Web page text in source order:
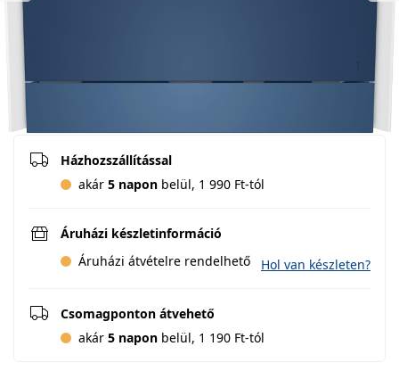
Házhozszállítással
akár 5 napon belül, 1 990 Ft-tól
Áruházi készletinformáció
Áruházi átvételre rendelhető
Hol van készleten?
Csomagponton átvehető
akár 5 napon belül, 1 190 Ft-tól